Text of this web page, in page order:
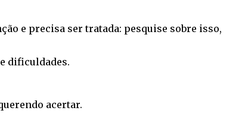
e precisa ser tratada: pesquise sobre isso,
dificuldades.
acertar.